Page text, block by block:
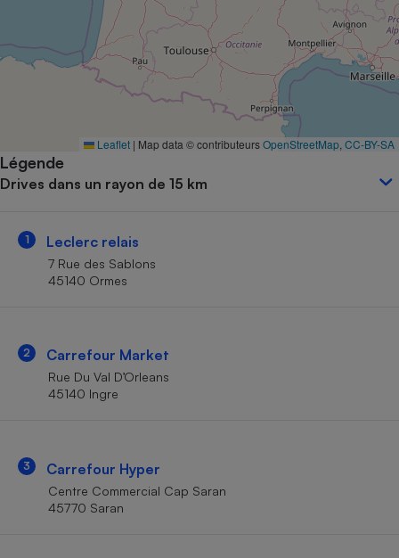
Leaflet | Map data © contributeursOpenStreetMap CC-BY-SA
Légende
Drives dans un rayon de 15 km
1 Leclerc relais
7 Rue des Sablons
45140 Ormes
2 Carrefour Market
Rue Du Val D’Orleans
45140 Ingre
3 Carrefour Hyper
Centre Commercial Cap Saran
45770 Saran
Complément
alimentaire
Assurance emprunteur
Petit électroménager -
Mutuelle